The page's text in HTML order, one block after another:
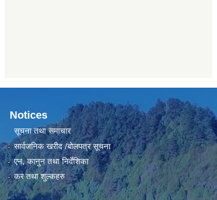
Notices
सूचना तथा समाचार
सार्वजनिक खरीद /बोलपत्र सूचना
एन, कानुन तथा निर्देशिका
कर तथा शुल्कहरु